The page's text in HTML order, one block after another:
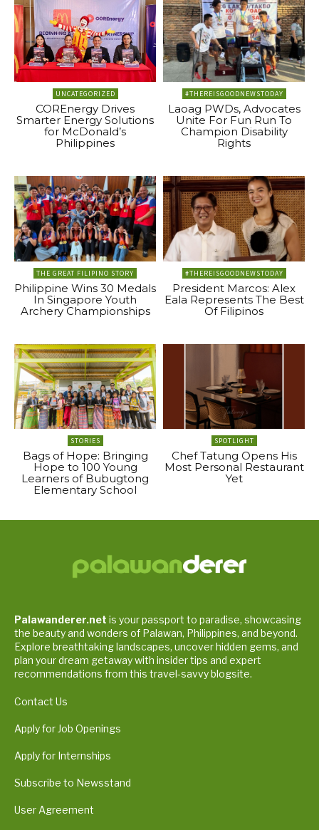
UNCATEGORIZED
COREnergy Drives
Smarter Energy Solutions
for McDonald’s
Philippines
#THEREISGOODNEWSTODAY
Laoag PWDs, Advocates
Unite For Fun Run To
Champion Disability
Rights
THE GREAT FILIPINO STORY
Philippine Wins 30 Medals
In Singapore Youth
Archery Championships
#THEREISGOODNEWSTODAY
President Marcos: Alex
Eala Represents The Best
Of Filipinos
STORIES
Bags of Hope: Bringing
Hope to 100 Young
Learners of Bubugtong
Elementary School
SPOTLIGHT
Chef Tatung Opens His
Most Personal Restaurant
Yet
Palawanderer.net is your passport to paradise, showcasing
the beauty and wonders of Palawan, Philippines, and beyond.
Explore breathtaking landscapes, uncover hidden gems, and
plan your dream getaway with insider tips and expert
recommendations from this travel-savvy blogsite.
Contact Us
Apply for Job Openings
Apply for Internships
Subscribe to Newsstand
User Agreement